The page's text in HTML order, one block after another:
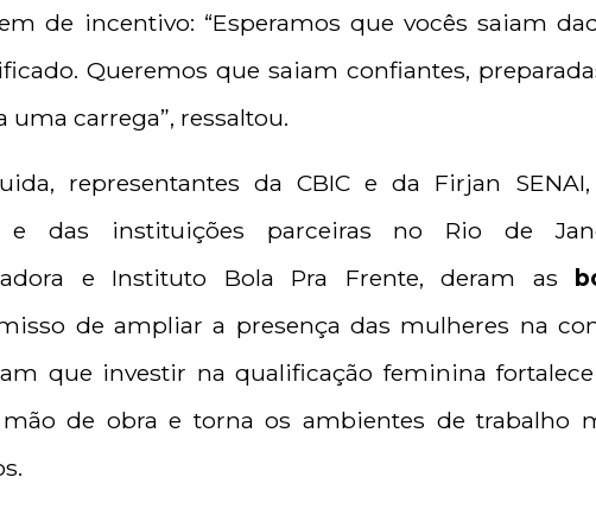
de incentivo: “Esperamos que vocês saiam
Queremos que saiam confiantes,
uma carrega”, ressaltou.
representantes da CBIC e da Firjan
e das instituições parceiras no Rio de
e Instituto Bola Pra Frente, deram as
de ampliar a presença das mulheres na
que investir na qualificação feminina
de obra e torna os ambientes de trabalho